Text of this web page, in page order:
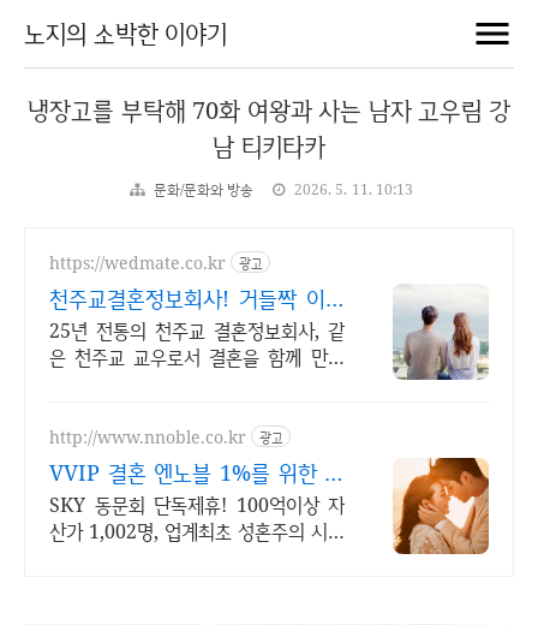
노지의 소박한 이야기
냉장고를 부탁해 70화 여왕과 사는 남자 고우림 강
남 티키타카
문화/문화와 방송 2026. 5. 11. 10:13
https://wedmate.co.kr 광고
천주교결혼정보회사! 거들짝 이상
형 프로필 무료 받아보기
25년 전통의 천주교 결혼정보회사, 같
은 천주교 교우로서 결혼을 함께 만듭
http://www.nnoble.co.kr 광고
VVIP 결혼 엔노블 1%를 위한 상
류층 결정사
SKY 동문회 단독제휴! 100억이상 자
산가 1,002명, 업계최초 성혼주의 시행